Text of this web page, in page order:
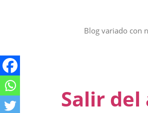
Blog variado con
Salir